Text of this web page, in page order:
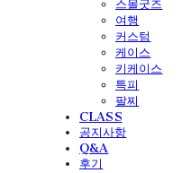
스몰굿즈
여행
커스텀
케이스
키케이스
특피
팔찌
CLASS
공지사항
Q&A
후기